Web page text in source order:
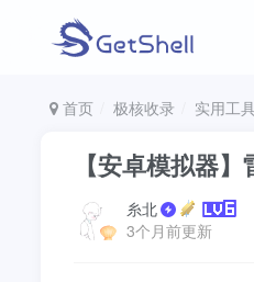
首页 极核收录 实用工
【安卓模拟器
糸北
3个月前更新